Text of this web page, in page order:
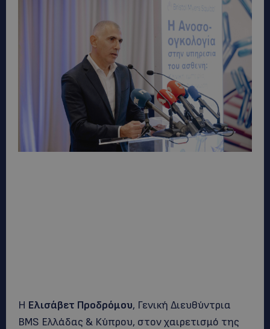
Η Ελισάβετ Προδρόμου, Γενική Διευθύντρια
BMS Ελλάδας & Κύπρου, στον χαιρετισμό της